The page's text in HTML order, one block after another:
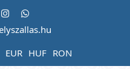
EUR HUF RON